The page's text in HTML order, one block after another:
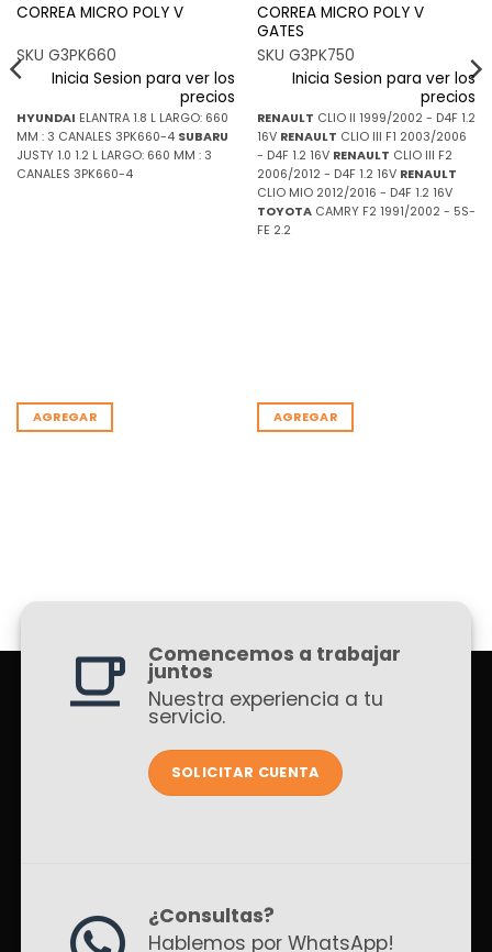
CORREA MICRO POLY V
SKU G3PK660
Inicia Sesion para ver los
precios
HYUNDAI ELANTRA 1.8 L LARGO: 660
MM : 3 CANALES 3PK660-4 SUBARU
JUSTY 1.0 1.2 L LARGO: 660 MM : 3
CANALES 3PK660-4
AGREGAR
CORREA MICRO POLY V
GATES
SKU G3PK750
Inicia Sesion para ver los
precios
RENAULT CLIO II 1999/2002 - D4F 1.2
16V RENAULT CLIO III F1 2003/2006
- D4F 1.2 16V RENAULT CLIO III F2
2006/2012 - D4F 1.2 16V RENAULT
CLIO MIO 2012/2016 - D4F 1.2 16V
TOYOTACAMRY F2 1991/2002 - 5S-
FE 2.2
AGREGAR
Comencemos a trabajar
juntos
Nuestra experiencia a tu
servicio.
SOLICITAR CUENTA
¿Consultas?
Hablemos por WhatsApp!